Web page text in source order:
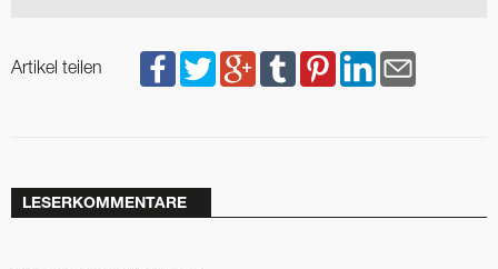
Artikel teilen
LESERKOMMENTARE